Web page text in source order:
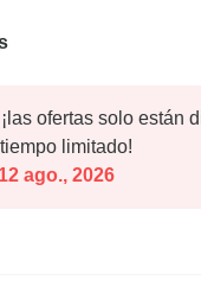
ofertas solo están
limitado!
12 ago., 2026